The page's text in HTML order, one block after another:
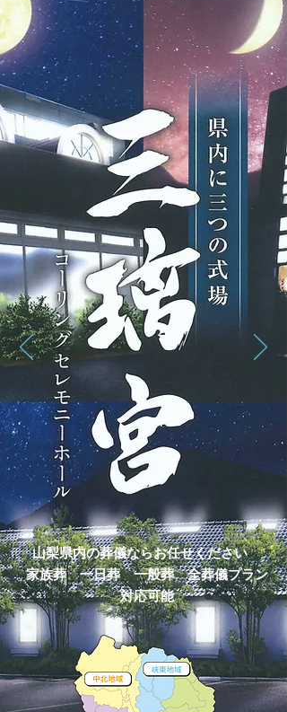
山梨県内の葬儀ならお任せください
家族葬 一日葬 一般葬 全葬儀プラン
対応可能